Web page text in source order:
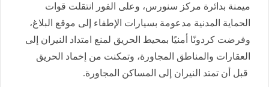
ميمنة بدائرة مركز سنورس، وعلى الفور انتقلت قوات
الحماية المدنية مدعومة بسيارات الإطفاء إلى موقع البلاغ،
وفرضت كردونًا أمنيًا بمحيط الحريق لمنع امتداد النيران إلى
العقارات والمناطق المجاورة، وتمكنت من إخماد الحريق
قبل أن تمتد النيران إلى المساكن المجاورة.